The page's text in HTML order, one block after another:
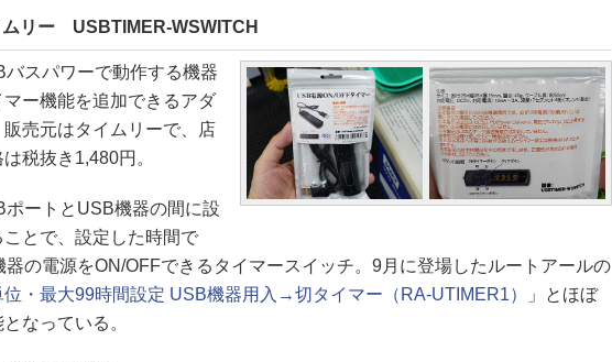
ムリー USBTIMER-WSWITCH
スパワーで動作する機器
マー機能を追加できるアダ
販売元はタイムリーで、店
税抜き1,480円。
ートとUSB機器の間に設
ことで、設定した時間で
器の電源をON/OFFできるタイマースイッチ。9月に登場したルートアールの
位・最大99時間設定 USB機器用入→切タイマー（RA-UTIMER1）
」とほぼ
なっている。